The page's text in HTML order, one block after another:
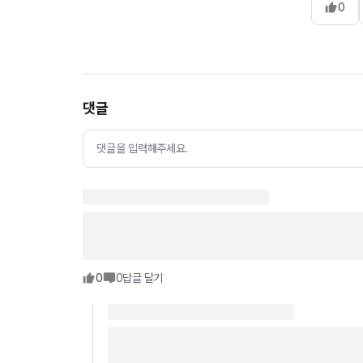
0
댓글
댓글을 입력해주세요.
0 0답글 달기